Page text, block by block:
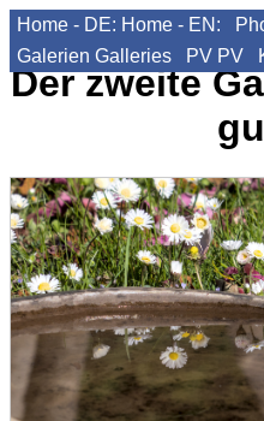
Home - DE: Home - EN:
Galerien Galleries PV PV
Der zweite